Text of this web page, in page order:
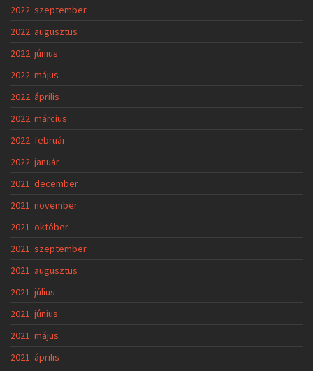
2022. szeptember
2022. augusztus
2022. június
2022. május
2022. április
2022. március
2022. február
2022. január
2021. december
2021. november
2021. október
2021. szeptember
2021. augusztus
2021. július
2021. június
2021. május
2021. április